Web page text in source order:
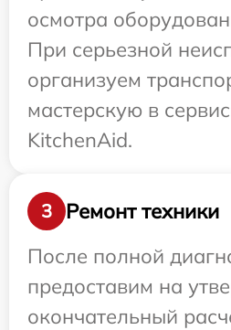
осмотра
При серьезной
организуем
мастерскую в
KitchenAid.
3
Ремонт техники
После полной
предоставим на
окончательный